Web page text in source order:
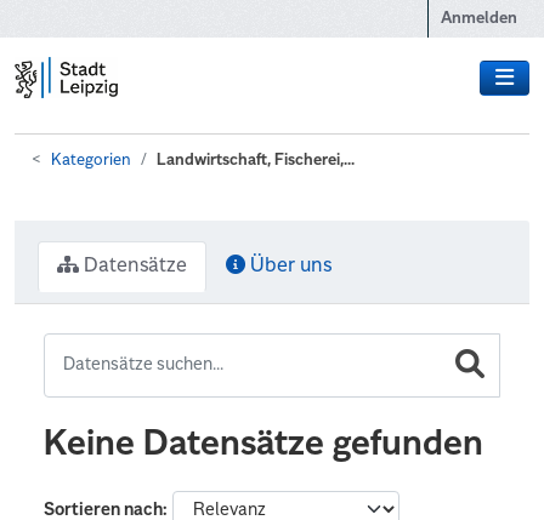
Anmelden
Kategorien Landwirtschaft, Fischerei,...
Datensätze Über uns
Keine Datensätze gefunden
Sortieren nach